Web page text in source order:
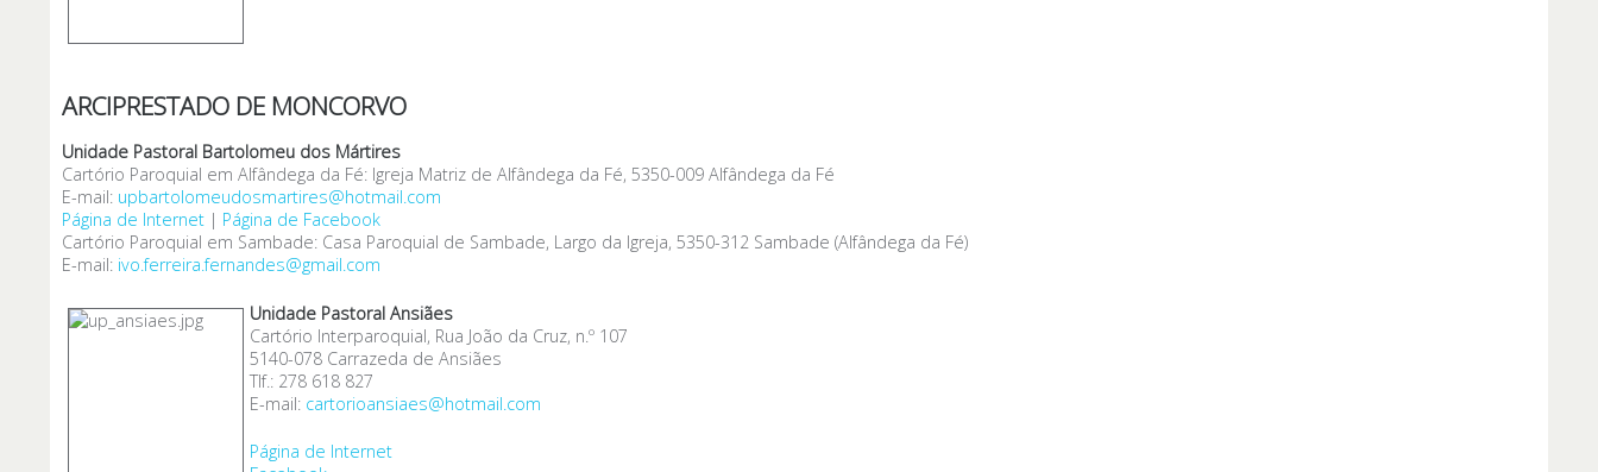
ARCIPRESTADO DE MONCORVO
Unidade Pastoral Bartolomeu dos Mártires
Cartório Paroquial em Alfândega da Fé: Igreja Matriz de Alfândega da Fé, 5350-009 Alfândega da Fé
E-mail: upbartolomeudosmartires@hotmail.com
Página de Internet | Página de Facebook
Cartório Paroquial em Sambade: Casa Paroquial de Sambade, Largo da Igreja, 5350-312 Sambade (Alfândega da Fé)
E-mail: ivo.ferreira.fernandes@gmail.com
Unidade Pastoral Ansiães
Cartório Interparoquial, Rua João da Cruz, n.º 107
5140-078 Carrazeda de Ansiães
Tlf.: 278 618 827
E-mail: cartorioansiaes@hotmail.com
Página de Internet